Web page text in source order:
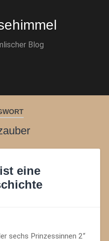
Blog
eine
sechs Prinzessinnen 2“